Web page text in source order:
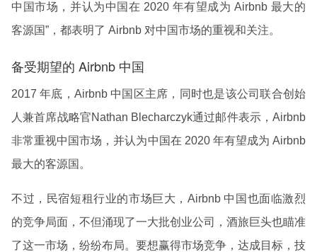
中国市场，并认为中国在 2020 年有望成为 Airbnb 最大的
客源国”，都表明了 Airbnb 对中国市场的重视和关注。
备受期望的 Airbnb 中国
2017 年底，Airbnb 中国区主席，同时也是该公司联合创始
人兼首席战略官Nathan Blecharczyk通过邮件表示，Airbnb
非常重视中国市场，并认为中国在 2020 年有望成为 Airbnb
最大的客源国。
不过，民宿短租行业的市场巨大，Airbnb 中国也面临激烈
的竞争局面，不但涌现了一大批创业公司，酒旅巨头也瞄准
了这一市场，纷纷布局。要想赢得市场竞争，达成目标，技